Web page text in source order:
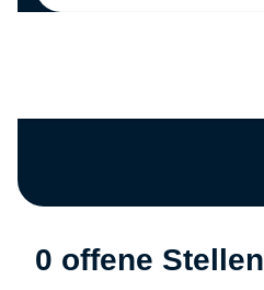
0 offene Stellen